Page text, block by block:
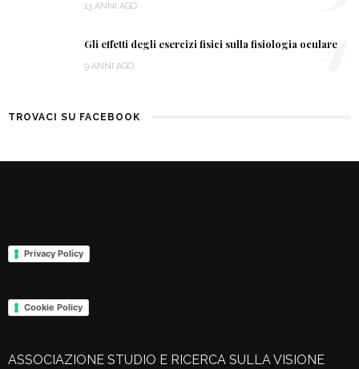
13 ANNI AGO
Gli effetti degli esercizi fisici sulla fisiologia oculare
9 ANNI AGO 4
TROVACI SU FACEBOOK
Privacy Policy
Cookie Policy
ASSOCIAZIONE STUDIO E RICERCA SULLA VISIONE